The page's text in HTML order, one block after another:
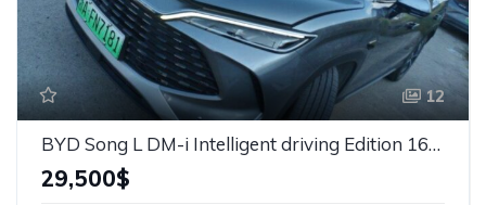
12
BYD Song L DM-i Intelligent driving Edition 160km Beyond
29,500$